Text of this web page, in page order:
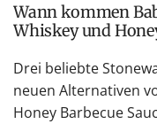
Wann kommen
Whiskey und
Drei beliebte
neuen Alternativen
Honey Barbecue